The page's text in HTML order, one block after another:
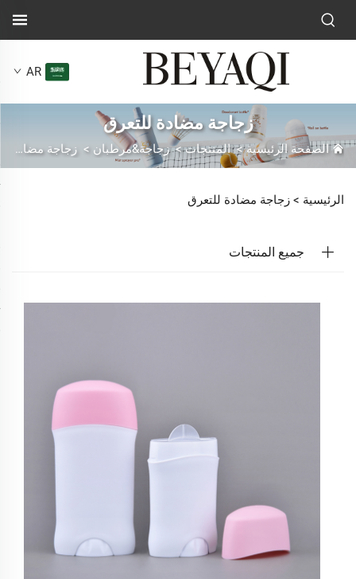
AR
زجاجة مضادة للتعرق
الصفحة الرئيسية>المنتجات>زجاجة&مرطبان > زجاجة مضادة للتعرق
الرئيسية > زجاجة مضادة للتعرق
جميع المنتجات